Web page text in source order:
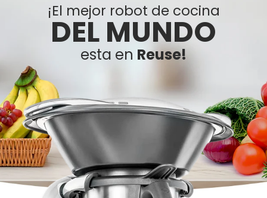
¡El mejor robot de cocina
DEL MUNDO
esta en Reuse!